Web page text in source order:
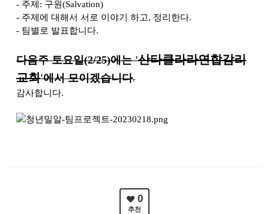
- 주제: 구원(Salvation)
- 주제에 대해서 서로 이야기 하고, 정리한다.
- 팀별로 발표합니다.
다음주 토요일(2/25)에는 '산타클라라연합감리
교회'에서 모이겠습니다.
감사합니다.
0
추천